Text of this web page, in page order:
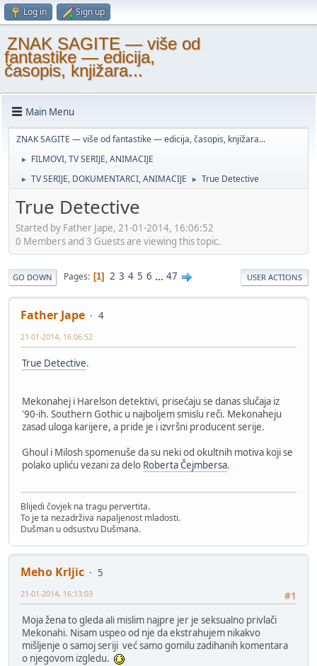
Log in Sign up
ZNAK SAGITE — više od
fantastike — edicija,
časopis, knjižara...
Main Menu
ZNAK SAGITE — više od fantastike — edicija, časopis, knjižara...
► FILMOVI, TV SERIJE, ANIMACIJE
► TV SERIJE, DOKUMENTARCI, ANIMACIJE ► True Detective
True Detective
Started by Father Jape, 21-01-2014, 16:06:52
0 Members and 3 Guests are viewing this topic.
GO DOWN Pages 1 2 3 4 5 6 ... 47 USER ACTIONS
Father Jape 4
21-01-2014, 16:06:52
True Detective.
Mekonahej i Harelson detektivi, prisećaju se danas slučaja iz
'90-ih. Southern Gothic u najboljem smislu reči. Mekonaheju
zasad uloga karijere, a pride je i izvršni producent serije.
Ghoul i Milosh spomenuše da su neki od okultnih motiva koji se
polako upliću vezani za delo Roberta Čejmbersa.
Blijedi čovjek na tragu pervertita.
To je ta nezadrživa napaljenost mladosti.
Dušman u odsustvu Dušmana.
Meho Krljic
5
#1
21-01-2014, 16:13:03
Moja žena to gleda ali mislim najpre jer je seksualno privlači
Mekonahi. Nisam uspeo od nje da ekstrahujem nikakvo
mišljenje o samoj seriji već samo gomilu zadihanih komentara
o njegovom izgledu.